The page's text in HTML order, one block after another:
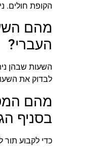
הקופת חולים.
מהם
העברי?
השעות שבהן
לבדוק את
מהם
בסניף
כדי לקבוע